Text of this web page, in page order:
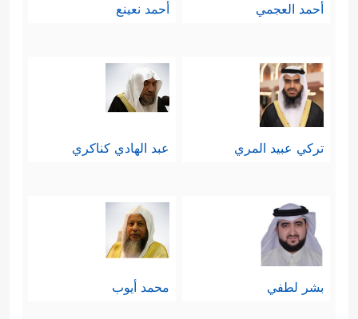
أحمد العجمي أحمد نعينع
تركي عبيد المري عبد الهادي كناكري
بشر لطفي محمد أيوب